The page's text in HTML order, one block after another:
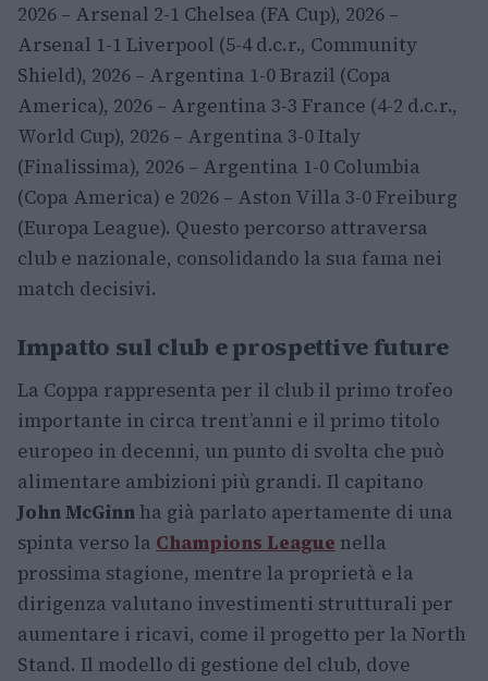
2026 – Arsenal 2-1 Chelsea (FA Cup), 2026 –
Arsenal 1-1 Liverpool (5-4 d.c.r., Community
Shield), 2026 – Argentina 1-0 Brazil (Copa
America), 2026 – Argentina 3-3 France (4-2 d.c.r.,
World Cup), 2026 – Argentina 3-0 Italy
(Finalissima), 2026 – Argentina 1-0 Columbia
(Copa America) e 2026 – Aston Villa 3-0 Freiburg
(Europa League). Questo percorso attraversa
club e nazionale, consolidando la sua fama nei
match decisivi.
Impatto sul club e prospettive future
La Coppa rappresenta per il club il primo trofeo
importante in circa trent’anni e il primo titolo
europeo in decenni, un punto di svolta che può
alimentare ambizioni più grandi. Il capitano
John McGinn ha già parlato apertamente di una
spinta verso la Champions League nella
prossima stagione, mentre la proprietà e la
dirigenza valutano investimenti strutturali per
aumentare i ricavi, come il progetto per la North
Stand. Il modello di gestione del club, dove